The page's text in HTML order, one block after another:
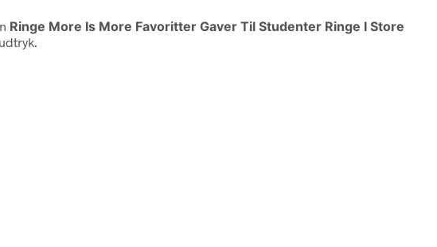
Ringe More Is More Favoritter Gaver Til Studenter Ringe I Store